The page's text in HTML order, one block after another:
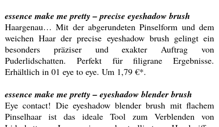
essence make me pretty – precise eyeshadow brush
Haargenau… Mit der abgerundeten Pinselform und dem
weichen Haar der precise eyeshadow brush gelingt ein
besonders präziser und exakter Auftrag von
Puderlidschatten. Perfekt für filigrane Ergebnisse.
Erhältlich in 01 eye to eye. Um 1,79 €*.
essence make me pretty – eyeshadow blender brush
Eye contact! Die eyeshadow blender brush mit flachem
Pinselhaar ist das ideale Tool zum Verblenden von